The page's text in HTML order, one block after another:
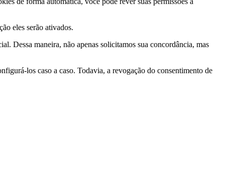
eles serão ativados.
Dessa maneira, não apenas solicitamos sua concordância, mas
los caso a caso. Todavia, a revogação do consentimento de